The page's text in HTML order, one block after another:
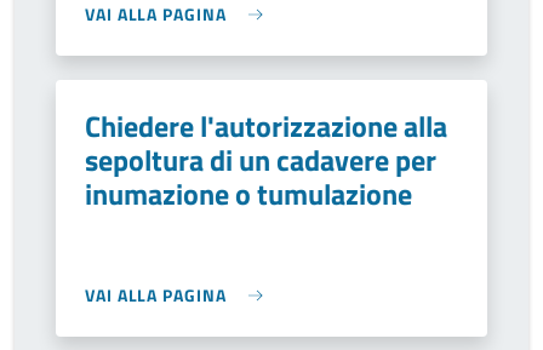
VAI ALLA PAGINA
Chiedere l'autorizzazione alla
sepoltura di un cadavere per
inumazione o tumulazione
VAI ALLA PAGINA